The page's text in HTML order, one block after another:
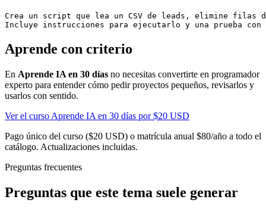
Crea un script que lea un CSV de leads, elimine filas
Aprende con criterio
En Aprende IA en 30 días no necesitas convertirte en programador
experto para entender cómo pedir proyectos pequeños, revisarlos y
usarlos con sentido.
Ver el curso Aprende IA en 30 días por $20 USD
Pago único del curso ($20 USD) o matrícula anual $80/año a todo el
catálogo. Actualizaciones incluidas.
Preguntas frecuentes
Preguntas que este tema suele generar